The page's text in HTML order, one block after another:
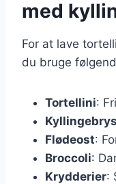
med
For at lave
du bruge
Tortellini:
Flødeost:
Broccoli:
Krydderier: